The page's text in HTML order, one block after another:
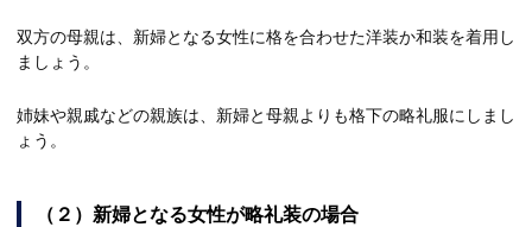
双方の母親は、新婦となる女性に格を合わせた洋装か和装を着用し
ましょう。
姉妹や親戚などの親族は、新婦と母親よりも格下の略礼服にしまし
ょう。
（２）新婦となる女性が略礼装の場合